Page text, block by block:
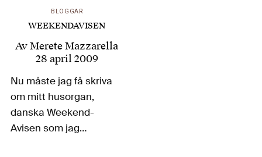
BLOGGAR
WEEKENDAVISEN
AvMerete Mazzarella
28 april 2009
Nu måste jag få skriva
om mitt husorgan,
danska Weekend-
Avisen som jag